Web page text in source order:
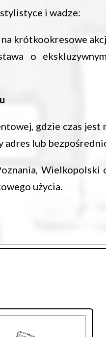
i wadze:
krótkookresowe
o
gdzie czas
lub
użycia.